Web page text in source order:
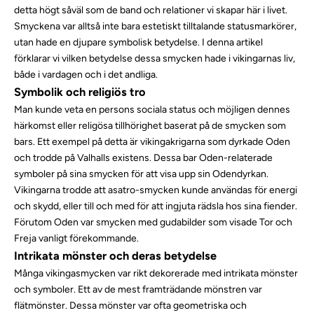
detta högt såväl som de band och relationer vi skapar här i livet.
Smyckena var alltså inte bara estetiskt tilltalande statusmarkörer,
utan hade en djupare symbolisk betydelse. I denna artikel
förklarar vi vilken betydelse dessa smycken hade i vikingarnas liv,
både i vardagen och i det andliga.
Symbolik och religiös tro
Man kunde veta en persons sociala status och möjligen dennes
härkomst eller religösa tillhörighet baserat på de smycken som
bars. Ett exempel på detta är vikingakrigarna som dyrkadeOden
och trodde påValhalls existens. Dessa bar Oden-relaterade
symboler på sina smycken för att visa upp sin Odendyrkan.
Vikingarna trodde attasatro-smycken kunde användas för energi
och skydd, eller till och med för att ingjuta rädsla hos sina fiender.
Förutom Oden var smycken medgudabildersom visadeToroch
Frejavanligt förekommande.
Intrikata mönster och deras betydelse
Mångavikingasmycken var rikt dekorerade med intrikata mönster
och symboler. Ett av de mest framträdande mönstren var
flätmönster. Dessa mönster var ofta geometriska och